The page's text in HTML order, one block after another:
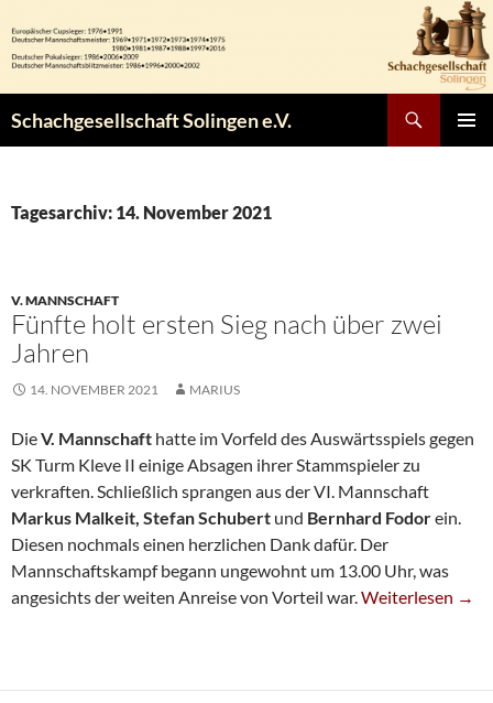
Inhalt
springen
Schachgesellschaft Solingen e.V.
Tagesarchiv: 14. November 2021
V. MANNSCHAFT
Fünfte holt ersten Sieg nach über zwei
Jahren
14. NOVEMBER 2021 MARIUS
DieV. Mannschaft hatte im Vorfeld des Auswärtsspiels gegen
SK Turm Kleve II einige Absagen ihrer Stammspieler zu
verkraften. Schließlich sprangen aus der VI. Mannschaft
Markus Malkeit, Stefan Schubert und Bernhard Fodorein.
Diesen nochmals einen herzlichen Dank dafür. Der
Mannschaftskampf begann ungewohnt um 13.00 Uhr, was
angesichts der weiten Anreise von Vorteil war.Fünfte Holt
Weiterlesen →